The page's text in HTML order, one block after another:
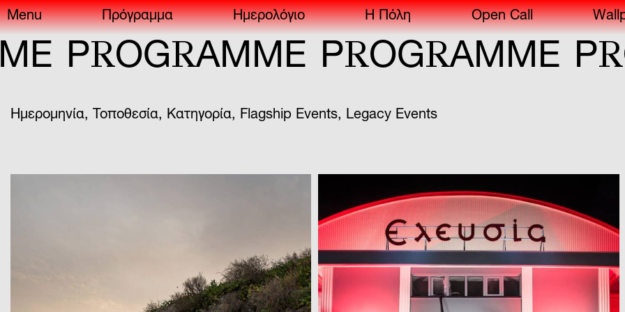
Menu Πρόγραμμα Ημερολόγιο Η Πόλη Open Call
ROGRAMME PROGRAMME PROGR
Ημερομηνία, Τοποθεσία, Κατηγορία, Flagship Events, Legacy Events